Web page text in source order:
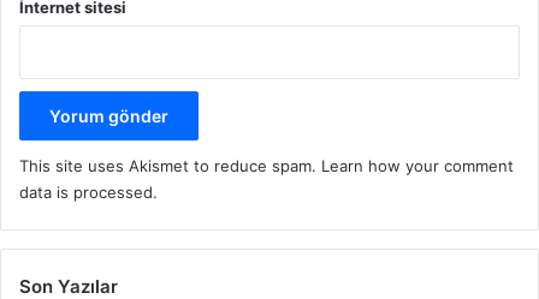
İnternet sitesi
This site uses Akismet to reduce spam. Learn how your comment
data is processed.
Son Yazılar